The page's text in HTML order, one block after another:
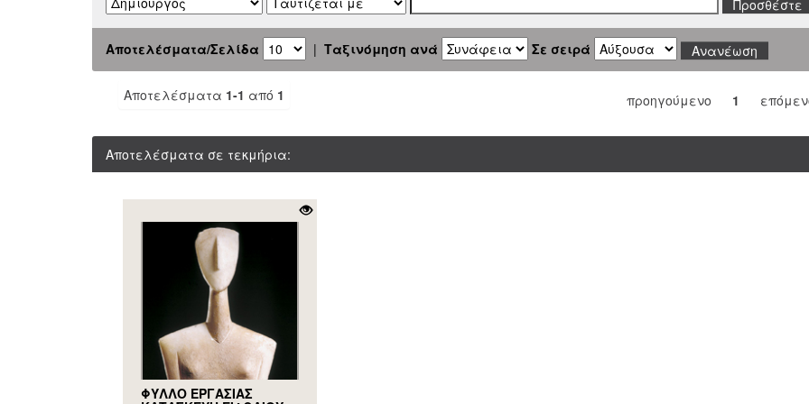
Αποτελέσματα/Σελίδα | Ταξινόμηση ανά Σε σειρά
Αποτελέσματα 1-1 από 1 προηγούμενο 1
Αποτελέσματα σε τεκμήρια:
ΦΥΛΛΟ ΕΡΓΑΣΙΑΣ